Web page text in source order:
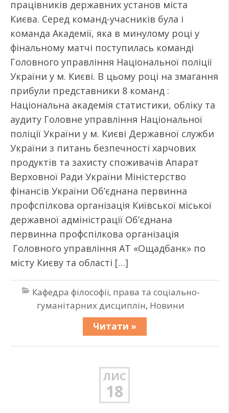
працівників державних установ міста
Києва. Серед команд-учасників була і
команда Академії, яка в минулому році у
фінальному матчі поступилась команді
Головного управління Національної поліції
України у м. Києві. В цьому році на змагання
прибули представники 8 команд :
Національна академія статистики, обліку та
аудиту Головне управління Національної
поліції України у м. Києві Державної служби
України з питань безпечності харчових
продуктів та захисту споживачів Апарат
Верховної Ради України Міністерство
фінансів України Об’єднана первинна
профспілкова організація Київської міської
державної адміністрації Об’єднана
первинна профспілкова організація
Головного управління АТ «Ощадбанк» по
місту Києву та області […]
Кафедра філософії, права та соціально-
гуманітарних дисциплін, Новини
Читати »
ЛИС
18